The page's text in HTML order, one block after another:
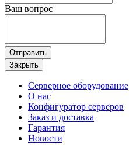
Ваш вопрос
Отправить
Закрыть
Серверное оборудование
О нас
Конфигуратор серверов
Заказ и доставка
Гарантия
Новости